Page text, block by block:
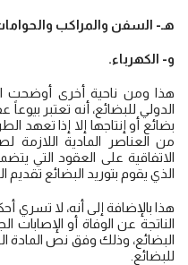
هـ- السفن والمراكب
و- الكهرباء.
هذا ومن ناحية أخرى أوضحت
الدولي للبضائع، أنه تعتبر
بضائع أو إنتاجها إلا إذا تعهد
من العناصر المادية اللازمة
الاتفاقية على العقود التي
الذي يقوم بتوريد البضائع
هذا بالإضافة إلى أنه، لا تسري
الناتجة عن الوفاة أو
البضائع، وذلك وفق نص المادة
للبضائع.